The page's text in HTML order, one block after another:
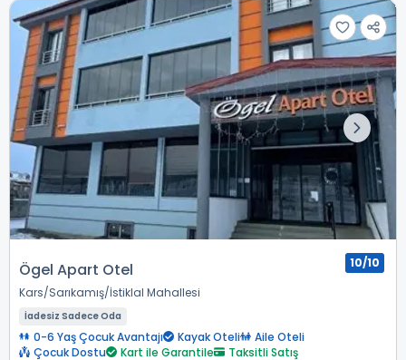
Ögel Apart Otel
Kars Sarıkamış İstiklal Mahallesi
10/10
İadesiz Sadece Oda
0-6 Yaş Çocuk Avantajı Kayak Oteli
Aile Oteli
Çocuk Dostu
Kart ile Garantile Taksitli Satış